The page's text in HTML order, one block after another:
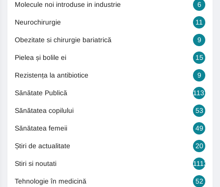
Molecule noi introduse in industrie 6
Neurochirurgie 11
Obezitate si chirurgie bariatrică 9
Pielea și bolile ei 15
Rezistența la antibiotice 9
Sănătate Publică 1131
Sănătatea copilului 53
Sănătatea femeii 49
Știri de actualitate 20
Stiri si noutati 1113
Tehnologie în medicină 52